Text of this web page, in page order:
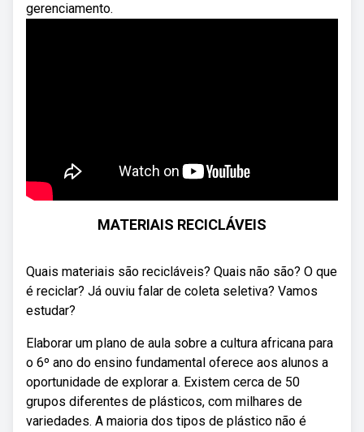
gerenciamento.
MATERIAIS RECICLÁVEIS
Quais materiais são recicláveis? Quais não são? O que
é reciclar? Já ouviu falar de coleta seletiva? Vamos
estudar?
Elaborar um plano de aula sobre a cultura africana para
o 6º ano do ensino fundamental oferece aos alunos a
oportunidade de explorar a. Existem cerca de 50
grupos diferentes de plásticos, com milhares de
variedades. A maioria dos tipos de plástico não é